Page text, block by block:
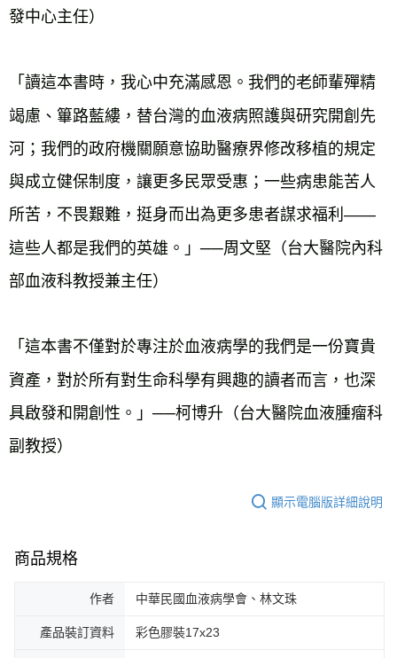
發中心主任）
「讀這本書時，我心中充滿感恩。我們的老師輩殫精
竭慮、篳路藍縷，替台灣的血液病照護與研究開創先
河；我們的政府機關願意協助醫療界修改移植的規定
與成立健保制度，讓更多民眾受惠；一些病患能苦人
所苦，不畏艱難，挺身而出為更多患者謀求福利——
這些人都是我們的英雄。」──周文堅（台大醫院內科
部血液科教授兼主任）
「這本書不僅對於專注於血液病學的我們是一份寶貴
資產，對於所有對生命科學有興趣的讀者而言，也深
具啟發和開創性。」──柯博升（台大醫院血液腫瘤科
副教授）
顯示電腦版詳細說明
商品規格
作者 中華民國血液病學會、林文珠
產品裝訂資料 彩色膠裝17x23